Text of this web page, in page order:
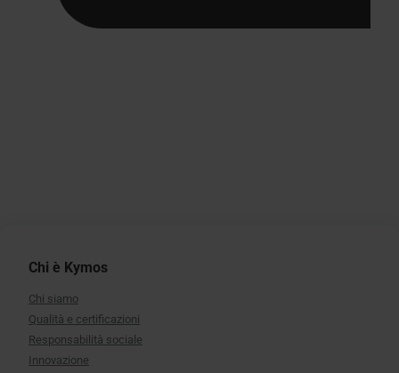
Chi è Kymos
Chi siamo
Qualità e certificazioni
Responsabilità sociale
Innovazione